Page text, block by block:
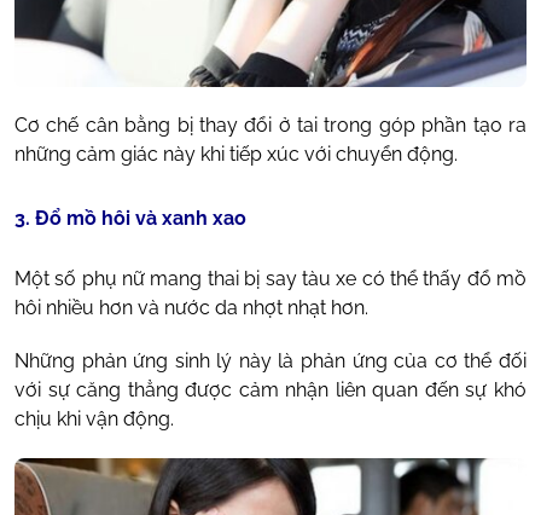
Cơ chế cân bằng bị thay đổi ở tai trong góp phần tạo ra
những cảm giác này khi tiếp xúc với chuyển động.
3. Đổ mồ hôi và xanh xao
Một số phụ nữ mang thai bị say tàu xe có thể thấy đổ mồ
hôi nhiều hơn và nước da nhợt nhạt hơn.
Những phản ứng sinh lý này là phản ứng của cơ thể đối
với sự căng thẳng được cảm nhận liên quan đến sự khó
chịu khi vận động.